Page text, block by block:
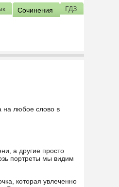
Сочинения ГДЗ
на любое слово в
а другие просто
портреты мы видим
которая увлеченно